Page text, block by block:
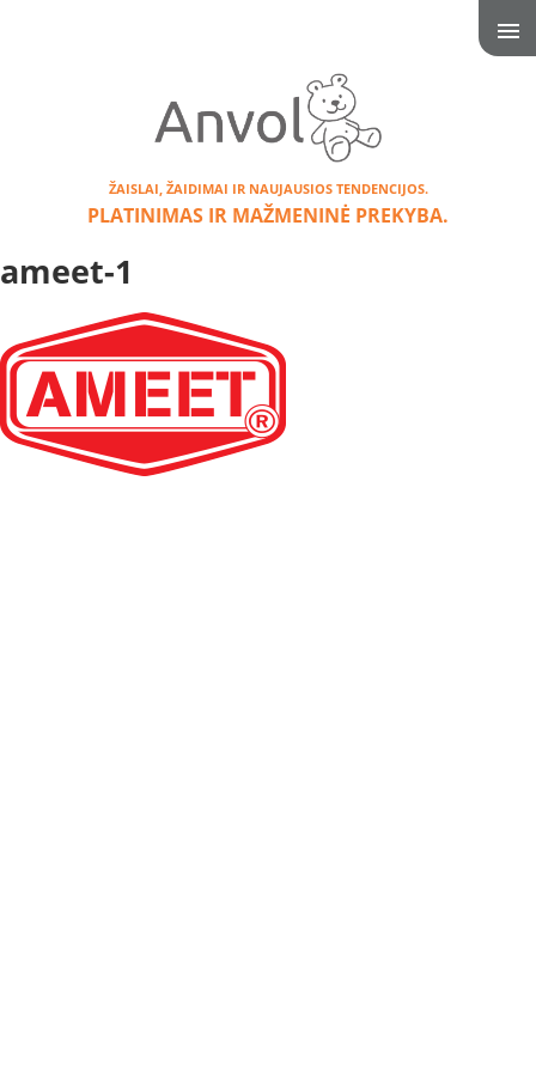
ŽAISLAI, ŽAIDIMAI IR NAUJAUSIOS TENDENCIJOS.
PLATINIMAS IR MAŽMENINĖ PREKYBA.
ameet-1